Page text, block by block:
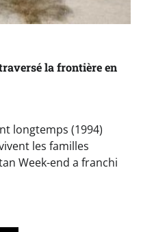
la frontière en
longtemps (1994)
les familles
Week-end a franchi